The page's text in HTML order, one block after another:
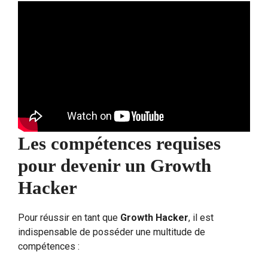
Les compétences requises
pour devenir un Growth
Hacker
Pour réussir en tant que Growth Hacker, il est
indispensable de posséder une multitude de
compétences :